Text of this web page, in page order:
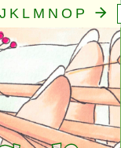
J K L M N O P